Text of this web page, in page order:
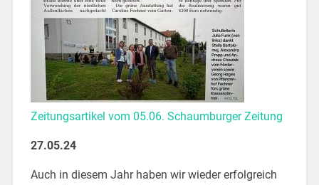
Zeitungsartikel vom 05.06. Schaumburger Zeitung
27.05.24
Auch in diesem Jahr haben wir wieder erfolgreich